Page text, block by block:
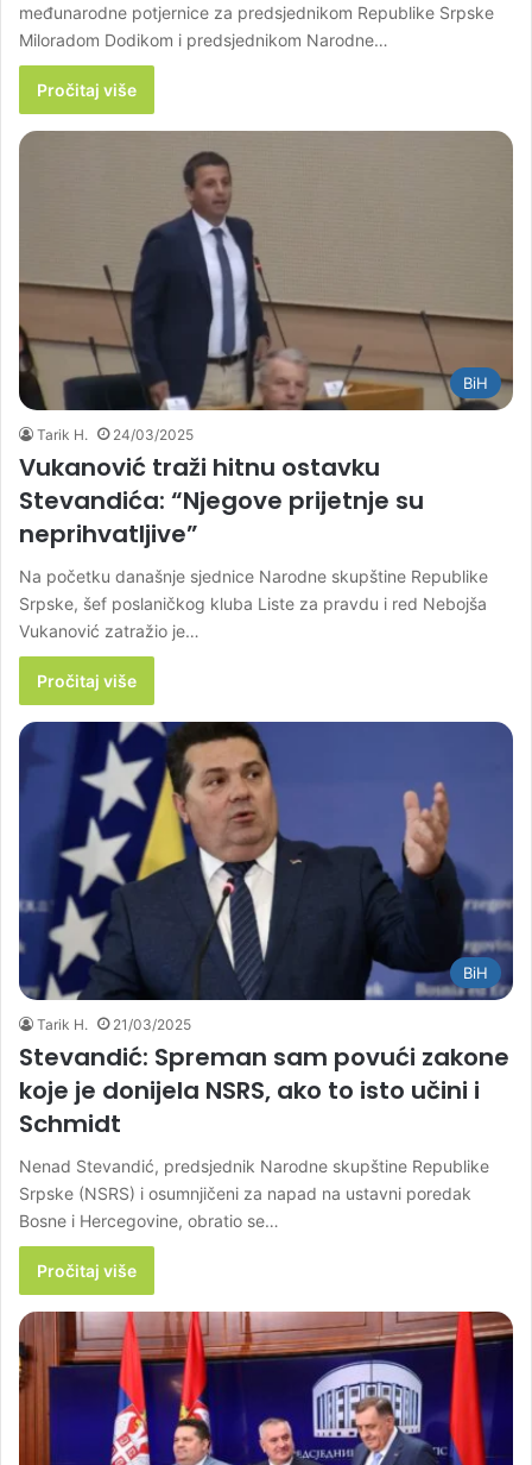
međunarodne potjernice za predsjednikom Republike Srpske
Miloradom Dodikom i predsjednikom Narodne…
Pročitaj više
BiH
Tarik H. 24/03/2025
Vukanović traži hitnu ostavku
Stevandića: “Njegove prijetnje su
neprihvatljive”
Na početku današnje sjednice Narodne skupštine Republike
Srpske, šef poslaničkog kluba Liste za pravdu i red Nebojša
Vukanović zatražio je…
Pročitaj više
BiH
Tarik H. 21/03/2025
Stevandić: Spreman sam povući zakone
koje je donijela NSRS, ako to isto učini i
Schmidt
Nenad Stevandić, predsjednik Narodne skupštine Republike
Srpske (NSRS) i osumnjičeni za napad na ustavni poredak
Bosne i Hercegovine, obratio se…
Pročitaj više